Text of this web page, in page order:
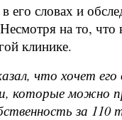
словах и
на то,
клинике.
что хочет
которые
за 110